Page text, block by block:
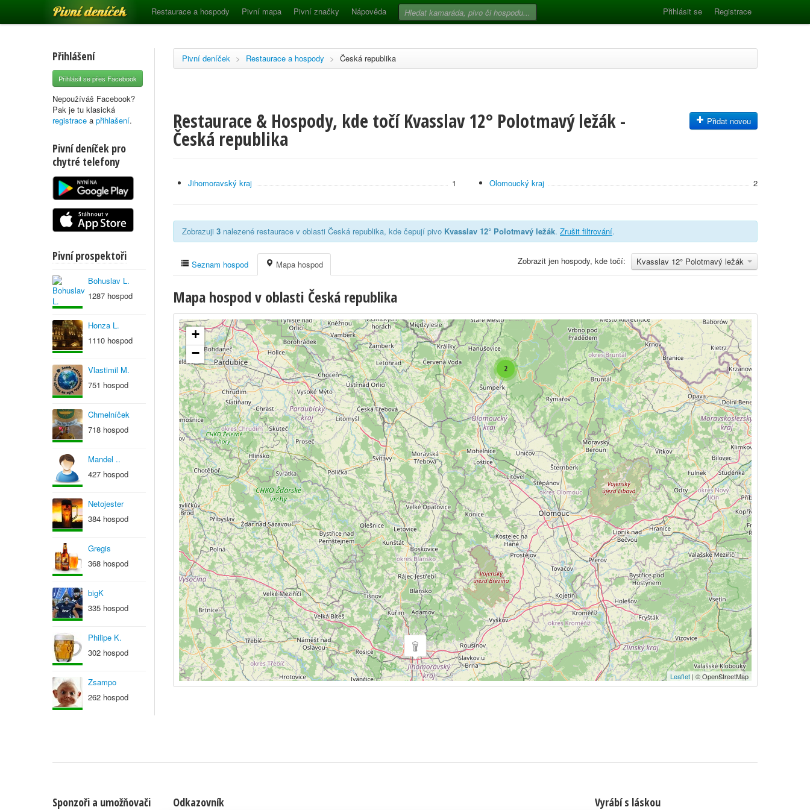
Pivní deníček Restaurace a hospody Pivní mapa Pivní značky Nápověda Přihlásit se Registrace
Přihlášení
Přihlásit se přes Facebook
Nepoužíváš Facebook?
Pak je tu klasická
registrace a přihlašení.
Pivní deníček pro
chytré telefony
Pivní prospektoři
Bohuslav L.
1287 hospod
Honza L.
1110 hospod
Vlastimil M.
751 hospod
Chmelníček
718 hospod
Mandel ..
427 hospod
Netojester
384 hospod
Gregis
368 hospod
bigK
335 hospod
Philipe K.
302 hospod
Zsampo
262 hospod
Pivní deníček > Restaurace a hospody > Česká republika
Restaurace & Hospody, kde točí Kvasslav 12° Polotmavý ležák -
Česká republika
Přidat novou
Jihomoravský kraj 1 Olomoucký kraj 2
Zobrazuji 3 nalezené restaurace v oblasti Česká republika, kde čepují pivo Kvasslav 12° Polotmavý ležák. Zrušit filtrování.
Kvasslav 12° Polotmavý ležák
Zobrazit jen hospody, kde točí:
Seznam hospod Mapa hospod
Mapa hospod v oblasti Česká republika
2
+
−
Leaflet | © OpenStreetMap
Sponzoři a umožňovači Odkazovník Vyrábí s láskou